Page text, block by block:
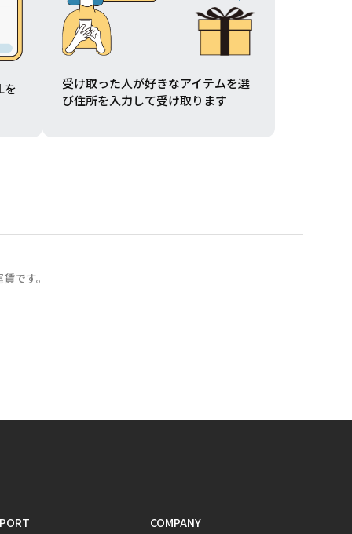
を
受け取った人が好きなアイテムを選
び住所を入力して受け取ります
です。
COMPANY